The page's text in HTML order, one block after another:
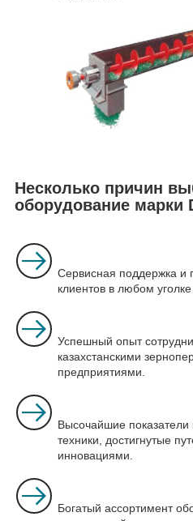
Несколько причин
оборудование марки
Сервисная поддержка и
клиентов в любом
Успешный опыт
казахстанскими
предприятиями.
Высочайшие показатели
техники, достигнутые
инновациями.
Богатый ассортимент